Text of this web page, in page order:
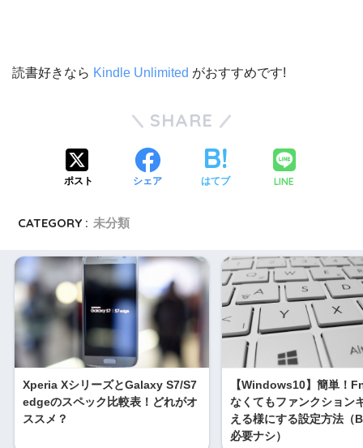
読書好きなら Kindle Unlimited がおすすめです!
SHARE
ポスト シェア はてブ LINE
CATEGORY : 未分類
Xperia XシリーズとGalaxy S7/S7
edgeのスペック比較表！どれがオ
ススメ？
【Windows10】簡単！
なくてもファンクション
える様にする設定方法（
必要ナシ）